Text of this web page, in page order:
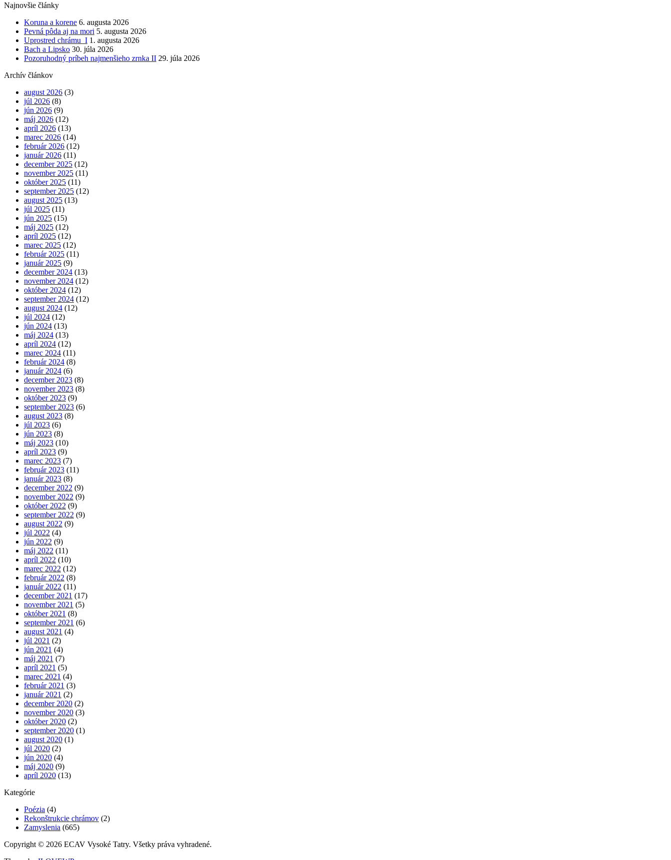
Najnovšie články
Koruna a korene 6. augusta 2026
Pevná pôda aj na mori 5. augusta 2026
Uprostred chrámu I 1. augusta 2026
Bach a Lipsko 30. júla 2026
Pozoruhodný príbeh najmenšieho zrnka II 29. júla 2026
Archív článkov
august 2026 (3)
júl 2026 (8)
jún 2026 (9)
máj 2026 (12)
apríl 2026 (13)
marec 2026 (14)
február 2026 (12)
január 2026 (11)
december 2025 (12)
november 2025 (11)
október 2025 (11)
september 2025 (12)
august 2025 (13)
júl 2025 (11)
jún 2025 (15)
máj 2025 (12)
apríl 2025 (12)
marec 2025 (12)
február 2025 (11)
január 2025 (9)
december 2024 (13)
november 2024 (12)
október 2024 (12)
september 2024 (12)
august 2024 (12)
júl 2024 (12)
jún 2024 (13)
máj 2024 (13)
apríl 2024 (12)
marec 2024 (11)
február 2024 (8)
január 2024 (6)
december 2023 (8)
november 2023 (8)
október 2023 (9)
september 2023 (6)
august 2023 (8)
júl 2023 (6)
jún 2023 (8)
máj 2023 (10)
apríl 2023 (9)
marec 2023 (7)
február 2023 (11)
január 2023 (8)
december 2022 (9)
november 2022 (9)
október 2022 (9)
september 2022 (9)
august 2022 (9)
júl 2022 (4)
jún 2022 (9)
máj 2022 (11)
apríl 2022 (10)
marec 2022 (12)
február 2022 (8)
január 2022 (11)
december 2021 (17)
november 2021 (5)
október 2021 (8)
september 2021 (6)
august 2021 (4)
júl 2021 (2)
jún 2021 (4)
máj 2021 (7)
apríl 2021 (5)
marec 2021 (4)
február 2021 (3)
január 2021 (2)
december 2020 (2)
november 2020 (3)
október 2020 (2)
september 2020 (1)
august 2020 (1)
júl 2020 (2)
jún 2020 (4)
máj 2020 (9)
apríl 2020 (13)
Kategórie
Poézia (4)
Rekonštrukcie chrámov (2)
Zamyslenia (665)
Copyright © 2026 ECAV Vysoké Tatry. Všetky práva vyhradené.